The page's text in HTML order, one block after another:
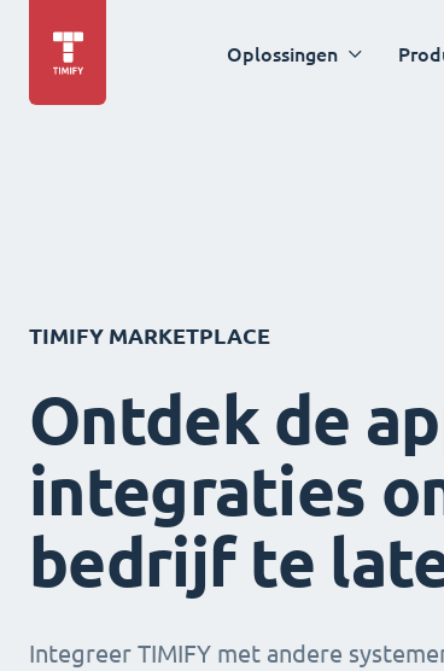
Oplossingen
TIMIFY MARKETPLACE
Ontdek de
integraties
bedrijf te
Integreer TIMIFY met andere